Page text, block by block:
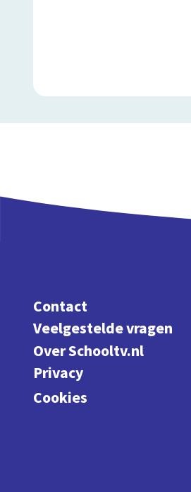
Contact
Veelgestelde vragen
Over Schooltv.nl
Privacy
Cookies